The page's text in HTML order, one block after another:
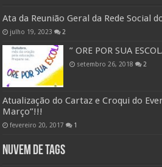
Ata da Reunião Geral da Rede Social
julho 19, 2023 2
” ORE POR SUA
setembro 26, 2018 2
Atualização do Cartaz e Croqui do
Março”!!!
fevereiro 20, 2017 1
Nuvem de Tags